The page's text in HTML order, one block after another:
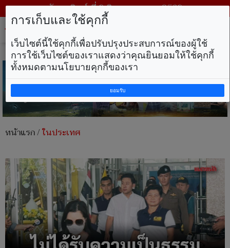
วันอาทิตย์ ที่ 9 สิงหาคม พ.ศ. 2569
หน้าแรก/ในประเทศ
การเก็บและใช้คุกกี้
เว็บไซต์นี้ใช้คุกกี้เพื่อปรับปรุงประสบการณ์ของผู้ใช้
การใช้เว็บไซต์ของเราแสดงว่าคุณยินยอมให้ใช้คุกกี้
ทั้งหมดตามนโยบายคุกกี้ของเรา
ยอมรับ